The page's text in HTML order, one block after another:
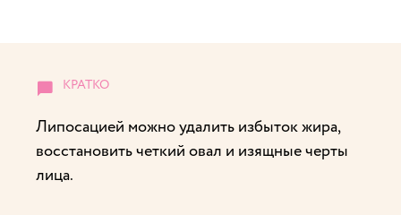
Липосацией можно удалить избыток жира,
восстановить четкий овал и изящные черты
лица.